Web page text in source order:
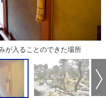
が入ることのできた場所